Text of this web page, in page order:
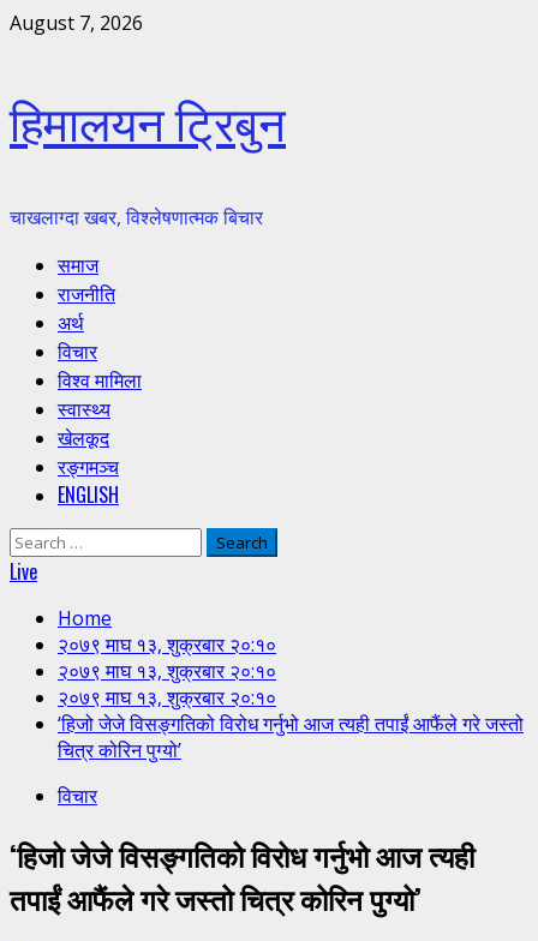
Skip
August 7, 2026
हिमालयन ट्रिबुन
चाखलाग्दा खबर, विश्लेषणात्मक बिचार
Primary
Menu
समाज
राजनीति
अर्थ
विचार
विश्व मामिला
स्वास्थ्य
खेलकूद
रङ्गमञ्च
ENGLISH
Search
for:
Live
Home
२०७९ माघ १३, शुक्रबार २०:१०
२०७९ माघ १३, शुक्रबार २०:१०
२०७९ माघ १३, शुक्रबार २०:१०
‘हिजो जेजे विसङ्गतिको विरोध गर्नुभो आज त्यही तपाईं आफैंले गरे जस्तो
चित्र कोरिन पुग्यो’
विचार
‘हिजो जेजे विसङ्गतिको विरोध गर्नुभो आज त्यही
तपाईं आफैंले गरे जस्तो चित्र कोरिन पुग्यो’